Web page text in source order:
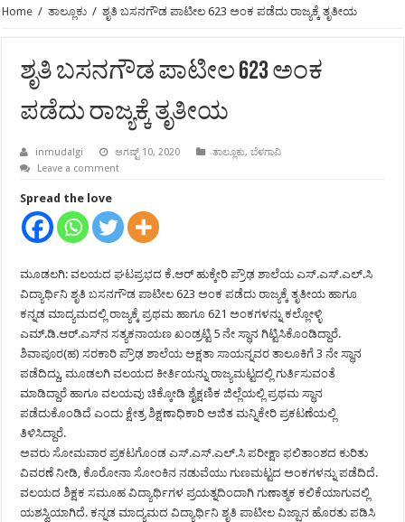
Home / ತಾಲ್ಲೂಕು / ಶೃತಿ ಬಸನಗೌಡ ಪಾಟೀಲ 623 ಅಂಕ ಪಡೆದು ರಾಜ್ಯಕ್ಕೆ ತೃತೀಯ
ಶೃತಿ ಬಸನಗೌಡ ಪಾಟೀಲ 623 ಅಂಕ
ಪಡೆದು ರಾಜ್ಯಕ್ಕೆ ತೃತೀಯ
inmudalgi ಆಗಷ್ಟ್ 10, 2020 ತಾಲ್ಲೂಕು,ಬೆಳಗಾವಿ
Leave a comment
Spread the love
ಮೂಡಲಗಿ: ವಲಯದ ಘಟಪ್ರಭದ ಕೆ.ಆರ್ ಹುಕ್ಕೇರಿ ಪ್ರೌಢ ಶಾಲೆಯ ಎಸ್.ಎಸ್.ಎಲ್.ಸಿ
ವಿದ್ಯಾರ್ಥಿನಿ ಶೃತಿ ಬಸನಗೌಡ ಪಾಟೀಲ 623 ಅಂಕ ಪಡೆದು ರಾಜ್ಯಕ್ಕೆ ತೃತೀಯ ಹಾಗೂ
ಕನ್ನಡ ಮಾದ್ಯಮದಲ್ಲಿ ರಾಜ್ಯಕ್ಕೆ ಪ್ರಥಮ ಹಾಗೂ 621 ಅಂಕಗಳನ್ನು ಕಲ್ಲೋಳ್ಳಿ
ಎಮ್.ಡಿ.ಆರ್.ಎಸ್‍ನ ಸತ್ಯಕನಾಯಣ ಖಂಡ್ರಟ್ಟಿ 5 ನೇ ಸ್ಥಾನ ಗಿಟ್ಟಿಸಿಕೊಂಡಿದ್ದಾರೆ.
ಶಿವಾಪೂರ(ಹ) ಸರಕಾರಿ ಪ್ರೌಢ ಶಾಲೆಯ ಅಕ್ಷತಾ ಸಾಯನ್ನವರ ತಾಲೂಕಿಗೆ 3 ನೇ ಸ್ಥಾನ
ಪಡೆದಿದ್ದು, ಮೂಡಲಗಿ ವಲಯದ ಕೀರ್ತಿಯನ್ನು ರಾಜ್ಯಮಟ್ಟದಲ್ಲಿ ಗುರ್ತಿಸುವಂತೆ
ಮಾಡಿದ್ದಾರೆ ಹಾಗೂ ವಲಯವು ಚಿಕ್ಕೋಡಿ ಶೈಕ್ಷಣಿಕ ಜಿಲ್ಲೆಯಲ್ಲಿ ಪ್ರಥಮ ಸ್ಥಾನ
ಪಡೆದುಕೊಂಡಿದೆ ಎಂದು ಕ್ಷೇತ್ರ ಶಿಕ್ಷಣಾಧಿಕಾರಿ ಅಜಿತ ಮನ್ನಿಕೇರಿ ಪ್ರಕಟಣೆಯಲ್ಲಿ
ತಿಳಿಸಿದ್ದಾರೆ.
ಅವರು ಸೋಮವಾರ ಪ್ರಕಟಗೊಂಡ ಎಸ್.ಎಸ್.ಎಲ್.ಸಿ ಪರೀಕ್ಷಾ ಫಲಿತಾಂಶದ ಕುರಿತು
ವಿವರಣೆ ನೀಡಿ, ಕೊರೋನಾ ಸೋಂಕಿನ ನಡುವೆಯು ಗುಣಮಟ್ಟದ ಅಂಕಗಳನ್ನು ಪಡೆದಿದೆ.
ವಲಯದ ಶಿಕ್ಷಕ ಸಮೂಹ ವಿದ್ಯಾರ್ಥಿಗಳ ಪ್ರಯತ್ನದಿಂದಾಗಿ ಗುಣಾತ್ಮಕ ಕಲಿಕೆಯಾಗುವಲ್ಲಿ
ಯಶಸ್ವಿಯಾಗಿದೆ. ಕನ್ನಡ ಮಾದ್ಯಮದ ವಿದ್ಯಾರ್ಥಿನಿ ಶೃತಿ ಪಾಟೀಲ ವಿಜ್ಷಾನ ಹೊರತು ಪಡಿಸಿ